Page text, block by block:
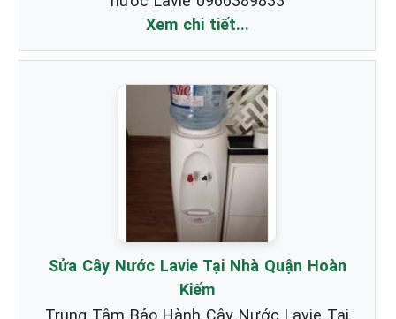
Xem chi tiết...
Sửa Cây Nước Lavie Tại Nhà Quận Hoàn
Kiếm
Trung Tâm Bảo Hành Cây Nước Lavie Tại